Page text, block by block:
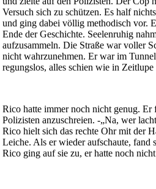
Versuch sich zu schützen. Es half
und ging dabei völlig methodisch vor.
Ende der Geschichte. Seelenruhig
aufzusammeln. Die Straße war voller
nicht wahrzunehmen. Er war im
regungslos, alles schien wie in Zeitlupe
Rico hatte immer noch nicht genug. Er
Polizisten anzuschreien. -„Na, wer
Rico hielt sich das rechte Ohr mit der
Leiche. Als er wieder aufschaute, fand
Rico ging auf sie zu, er hatte noch